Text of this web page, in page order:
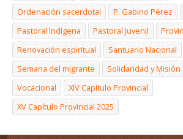
Ordenación sacerdotal
P. Gabino Pérez
Pastoral Indígena
Pastoral Juvenil
Renovación espiritual
Santuario Nacional
Semana del migrante
Solidaridad y Misión
Vocacional
XIV Capítulo Provincial
XV Capítulo Provincial 2025